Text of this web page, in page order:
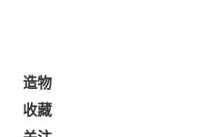
造物
收藏